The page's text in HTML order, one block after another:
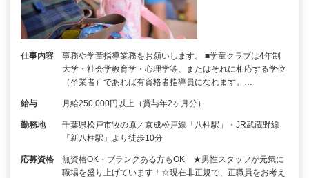
仕事内容
事務や学童指導業務をお願いします。 ■学童クラブは4年制
大学・社会学教育学・心理学等、またはそれに相応する学位
（卒業者）であれば有資格者指導員になれます。…
給与 月給250,000円以上（賞与年2ヶ月分）
勤務地
千葉県松戸市牧の原／京成松戸線「八柱駅」・JR武蔵野線
「新八柱駅」より徒歩10分
応募資格
無資格OK・ブランクある方もOK ★男性スタッフが元気に
職場を盛り上げています！☆現在非正規で、正職員をお考え